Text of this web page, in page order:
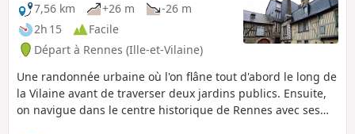
7,56 km
+26 m
-26 m
2h 15
Facile
Départ à Rennes (Ille-et-Vilaine)
Une randonnée urbaine où l'on flâne tout d'abord le long de
la Vilaine avant de traverser deux jardins publics. Ensuite,
on navigue dans le centre historique de Rennes avec ses